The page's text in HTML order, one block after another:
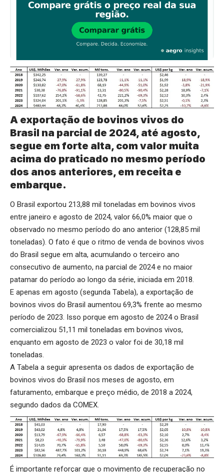
A exportação de bovinos vivos do
Brasil na parcial de 2024, até agosto,
segue em forte alta, com valor muita
acima do praticado no mesmo período
dos anos anteriores, em receita e
embarque.
O Brasil exportou 213,88 mil toneladas em bovinos vivos
entre janeiro e agosto de 2024, valor 66,0% maior que o
observado no mesmo período do ano anterior (128,85 mil
toneladas). O fato é que o ritmo de venda de bovinos vivos
do Brasil segue em alta, acumulando o terceiro ano
consecutivo de aumento, na parcial de 2024 e no maior
patamar do período ao longo da série, iniciada em 2018.
E apenas em agosto (segunda Tabela), a exportação de
bovinos vivos do Brasil aumentou 69,3% frente ao mesmo
período de 2023. Isso porque em agosto de 2024 o Brasil
comercializou 51,11 mil toneladas em bovinos vivos,
enquanto em agosto de 2023 o valor foi de 30,18 mil
toneladas.
A Tabela a seguir apresenta os dados de exportação de
bovinos vivos do Brasil nos meses de agosto, em
faturamento, embarque e preço médio, de 2018 a 2024,
segundo dados da COMEX.
É importante reforçar que o movimento de recuperação no